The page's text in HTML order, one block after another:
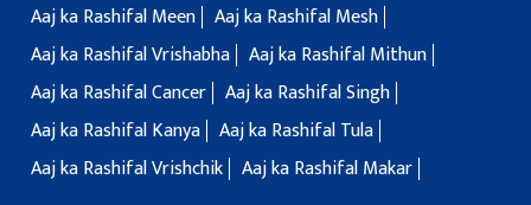
Aaj ka Rashifal Meen Aaj ka Rashifal Mesh
Aaj ka Rashifal Vrishabha Aaj ka Rashifal Mithun
Aaj ka Rashifal Cancer Aaj ka Rashifal Singh
Aaj ka Rashifal Kanya Aaj ka Rashifal Tula
Aaj ka Rashifal Vrishchik Aaj ka Rashifal Makar